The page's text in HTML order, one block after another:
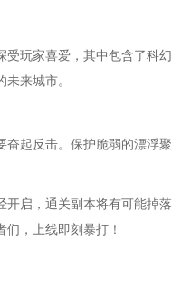
受玩家喜爱，其中包含了科
来城市。
奋起反击。保护脆弱的漂浮
开启，通关副本将有可能掉
，上线即刻暴打！